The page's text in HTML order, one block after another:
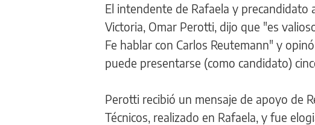
El intendente de Rafaela y
Victoria, Omar Perotti, dijo que "es
Fe hablar con Carlos Reutemann" y
puede presentarse (como candidato)
Perotti recibió un mensaje de apoyo de
Técnicos, realizado en Rafaela, y fue